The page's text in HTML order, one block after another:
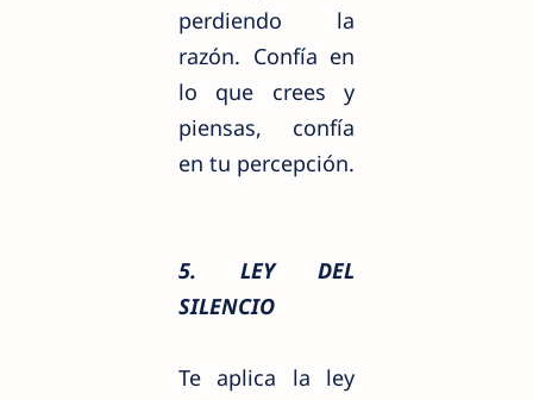
perdiendo la
razón. Confía en
lo que crees y
piensas, confía
en tu percepción.
5. LEY DEL
SILENCIO
Te aplica la ley